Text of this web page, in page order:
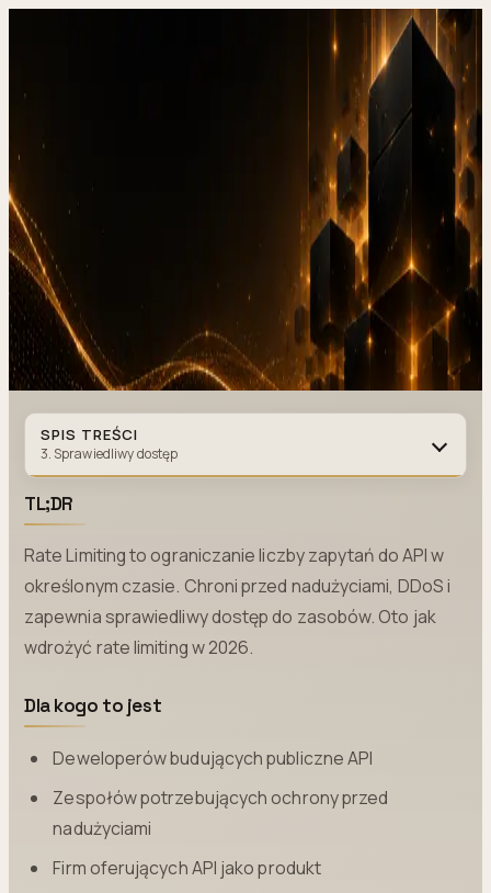
API Rate Limiting, ograniczanie
Realizacje w produkcji
API Rate Limiting, ograniczanie
w 2026
11 MIN CZYTANIA 08 LUTEGO 2026
DevStudio.it
SPIS TREŚCI
3. Sprawiedliwy dostęp
TL;DR
Rate Limiting to ograniczanie liczby zapytań do API w
określonym czasie. Chroni przed nadużyciami, DDoS i
zapewnia sprawiedliwy dostęp do zasobów. Oto jak
wdrożyć rate limiting w 2026.
Dla kogo to jest
Deweloperów budujących publiczne API
Zespołów potrzebujących ochrony przed
nadużyciami
Firm oferujących API jako produkt